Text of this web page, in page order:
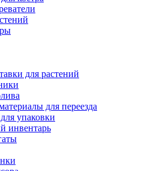
для растений
для переезда
упаковки
инвентарь